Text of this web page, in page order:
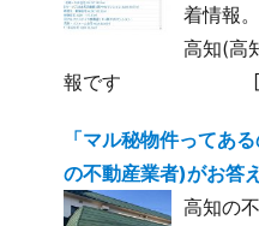
着情報
高知(高
報です
「マル秘物件ってあ
の不動産業者)がお答
高知の